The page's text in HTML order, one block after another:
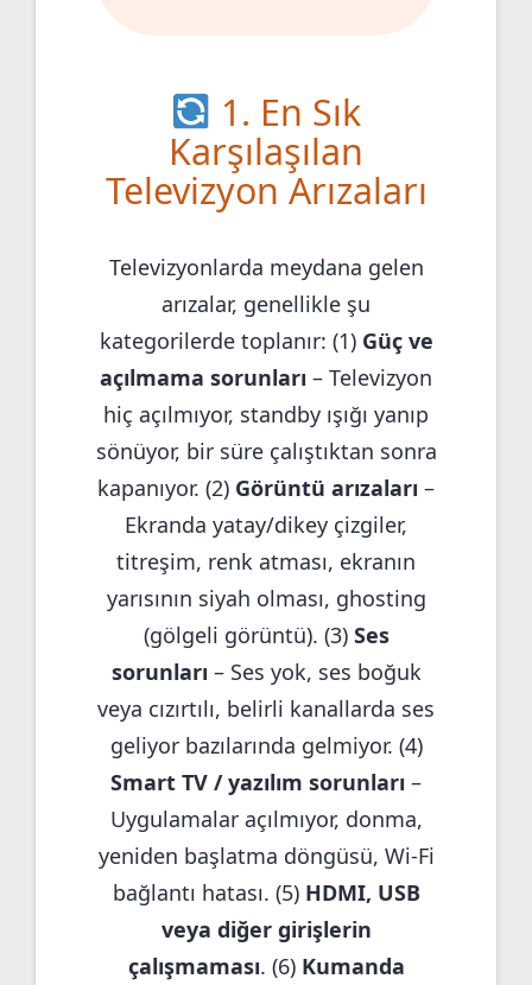
1. En Sık
Karşılaşılan
Televizyon Arızaları
Televizyonlarda meydana gelen
arızalar, genellikle şu
kategorilerde toplanır: (1) Güç ve
açılmama sorunları – Televizyon
hiç açılmıyor, standby ışığı yanıp
sönüyor, bir süre çalıştıktan sonra
kapanıyor. (2) Görüntü arızaları –
Ekranda yatay/dikey çizgiler,
titreşim, renk atması, ekranın
yarısının siyah olması, ghosting
(gölgeli görüntü). (3) Ses
sorunları – Ses yok, ses boğuk
veya cızırtılı, belirli kanallarda ses
geliyor bazılarında gelmiyor. (4)
Smart TV / yazılım sorunları –
Uygulamalar açılmıyor, donma,
yeniden başlatma döngüsü, Wi-Fi
bağlantı hatası. (5) HDMI, USB
veya diğer girişlerin
çalışmaması. (6) Kumanda